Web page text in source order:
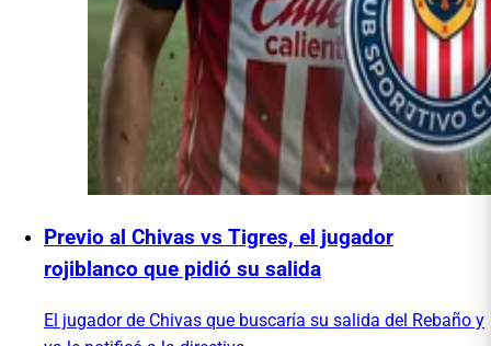
Previo al Chivas vs Tigres, el jugador
rojiblanco que pidió su salida
El jugador de Chivas que buscaría su salida del Rebaño y